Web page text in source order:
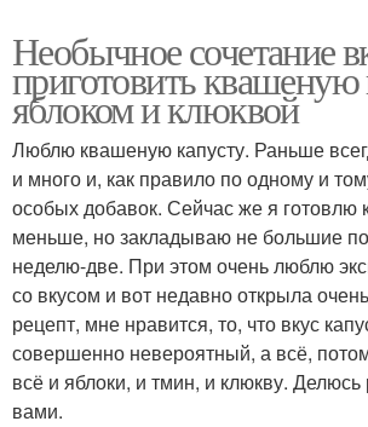
Необычное сочетание
приготовить квашеную
яблоком и клюквой
Люблю квашеную капусту. Раньше
и много и, как правило по одному и
особых добавок. Сейчас же я готовлю
меньше, но закладываю не большие
неделю-две. При этом очень люблю
со вкусом и вот недавно открыла
рецепт, мне нравится, то, что вкус
совершенно невероятный, а всё,
всё и яблоки, и тмин, и клюкву.
вами.